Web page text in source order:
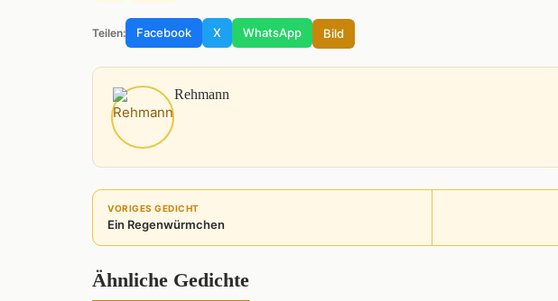
Teilen: Facebook X WhatsApp Bild
Rehmann
VORIGES GEDICHT
Ein Regenwürmchen
Ähnliche Gedichte